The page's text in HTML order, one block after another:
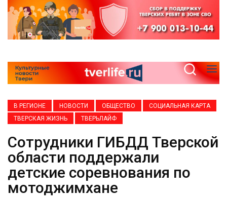
В РЕГИОНЕ НОВОСТИ ОБЩЕСТВО
СОЦИАЛЬНАЯ КАРТА
ТВЕРСКАЯ ЖИЗНЬ
ТВЕРЬЛАЙФ
Сотрудники ГИБДД Тверской
области поддержали
детские соревнования по
мотоджимхане